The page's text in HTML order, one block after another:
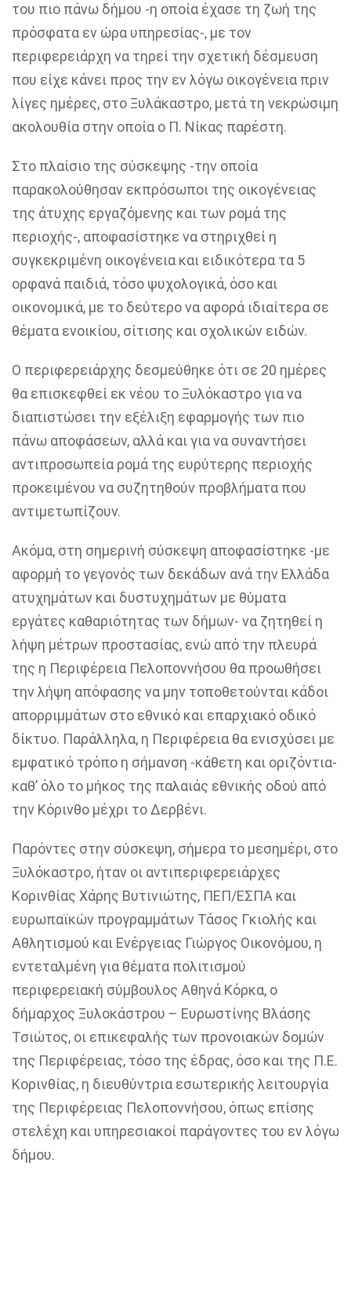
του πιο πάνω δήμου -η οποία έχασε τη ζωή της
πρόσφατα εν ώρα υπηρεσίας-, με τον
περιφερειάρχη να τηρεί την σχετική δέσμευση
που είχε κάνει προς την εν λόγω οικογένεια πριν
λίγες ημέρες, στο Ξυλάκαστρο, μετά τη νεκρώσιμη
ακολουθία στην οποία ο Π. Νίκας παρέστη.
Στο πλαίσιο της σύσκεψης -την οποία
παρακολούθησαν εκπρόσωποι της οικογένειας
της άτυχης εργαζόμενης και των ρομά της
περιοχής-, αποφασίστηκε να στηριχθεί η
συγκεκριμένη οικογένεια και ειδικότερα τα 5
ορφανά παιδιά, τόσο ψυχολογικά, όσο και
οικονομικά, με το δεύτερο να αφορά ιδιαίτερα σε
θέματα ενοικίου, σίτισης και σχολικών ειδών.
Ο περιφερειάρχης δεσμεύθηκε ότι σε 20 ημέρες
θα επισκεφθεί εκ νέου το Ξυλόκαστρο για να
διαπιστώσει την εξέλιξη εφαρμογής των πιο
πάνω αποφάσεων, αλλά και για να συναντήσει
αντιπροσωπεία ρομά της ευρύτερης περιοχής
προκειμένου να συζητηθούν προβλήματα που
αντιμετωπίζουν.
Ακόμα, στη σημερινή σύσκεψη αποφασίστηκε -με
αφορμή το γεγονός των δεκάδων ανά την Ελλάδα
ατυχημάτων και δυστυχημάτων με θύματα
εργάτες καθαριότητας των δήμων- να ζητηθεί η
λήψη μέτρων προστασίας, ενώ από την πλευρά
της η Περιφέρεια Πελοποννήσου θα προωθήσει
την λήψη απόφασης να μην τοποθετούνται κάδοι
απορριμμάτων στο εθνικό και επαρχιακό οδικό
δίκτυο. Παράλληλα, η Περιφέρεια θα ενισχύσει με
εμφατικό τρόπο η σήμανση -κάθετη και οριζόντια-
καθ’ όλο το μήκος της παλαιάς εθνικής οδού από
την Κόρινθο μέχρι το Δερβένι.
Παρόντες στην σύσκεψη, σήμερα το μεσημέρι, στο
Ξυλόκαστρο, ήταν οι αντιπεριφερειάρχες
Κορινθίας Χάρης Βυτινιώτης, ΠΕΠ/ΕΣΠΑ και
ευρωπαϊκών προγραμμάτων Τάσος Γκιολής και
Αθλητισμού και Ενέργειας Γιώργος Οικονόμου, η
εντεταλμένη για θέματα πολιτισμού
περιφερειακή σύμβουλος Αθηνά Κόρκα, ο
δήμαρχος Ξυλοκάστρου – Ευρωστίνης Βλάσης
Τσιώτος, οι επικεφαλής των προνοιακών δομών
της Περιφέρειας, τόσο της έδρας, όσο και της Π.Ε.
Κορινθίας, η διευθύντρια εσωτερικής λειτουργία
της Περιφέρειας Πελοποννήσου, όπως επίσης
στελέχη και υπηρεσιακοί παράγοντες του εν λόγω
δήμου.